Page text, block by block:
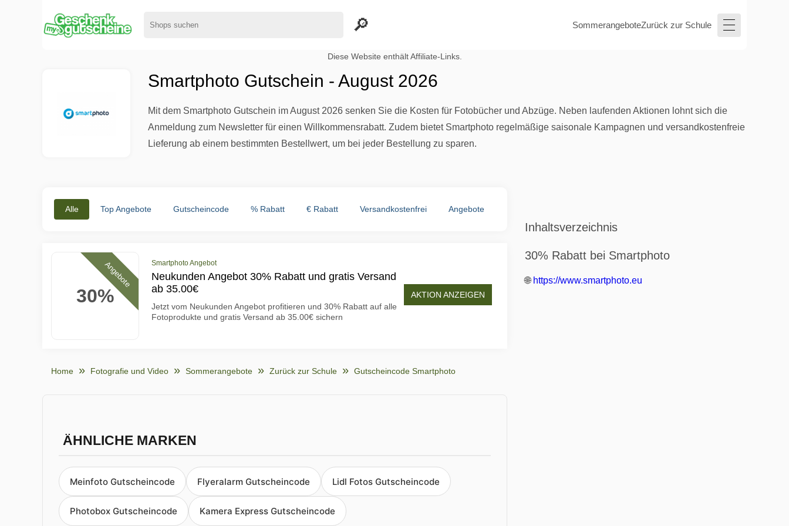
SommerangeboteZurück zur Schule
Diese Website enthält Affiliate-Links.
Smartphoto Gutschein - August 2026
Mit dem Smartphoto Gutschein im August 2026 senken Sie die Kosten für Fotobücher und Abzüge. Neben laufenden Aktionen lohnt sich die
Anmeldung zum Newsletter für einen Willkommensrabatt. Zudem bietet Smartphoto regelmäßige saisonale Kampagnen und versandkostenfreie
Lieferung ab einem bestimmten Bestellwert, um bei jeder Bestellung zu sparen.
Alle Top Angebote Gutscheincode % Rabatt € Rabatt Versandkostenfrei Angebote
30%
Angebote Smartphoto Angebot
Neukunden Angebot 30% Rabatt und gratis Versand
ab 35.00€
Jetzt vom Neukunden Angebot profitieren und 30% Rabatt auf alle
Fotoprodukte und gratis Versand ab 35.00€ sichern
AKTION ANZEIGEN
Home Fotografie und Video Sommerangebote Zurück zur Schule Gutscheincode Smartphoto
ÄHNLICHE MARKEN
Meinfoto Gutscheincode Flyeralarm Gutscheincode Lidl Fotos Gutscheincode
Photobox Gutscheincode Kamera Express Gutscheincode
Inhaltsverzeichnis
30% Rabatt bei Smartphoto
🌐 https://www.smartphoto.eu